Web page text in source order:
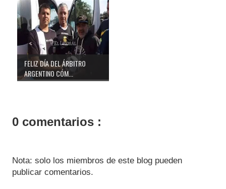
FELIZ DÍA DEL ÁRBITRO
ARGENTINO CÓM...
0 comentarios :
Nota: solo los miembros de este blog pueden
publicar comentarios.